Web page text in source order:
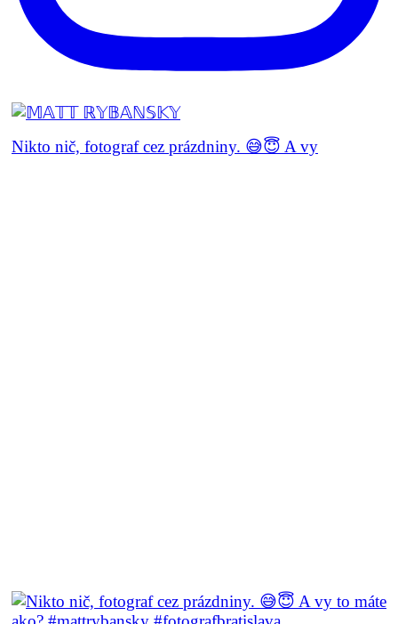
Nikto nič, fotograf cez prázdniny. 😅😇 A vy